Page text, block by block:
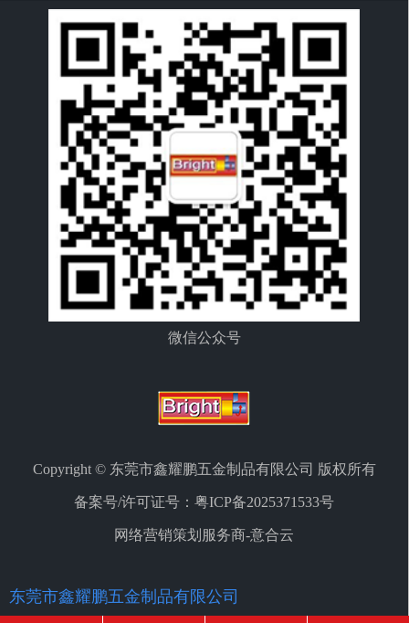
微信公众号
Copyright © 东莞市鑫耀鹏五金制品有限公司 版权所有
备案号/许可证号： 粤ICP备2025371533号
网络营销策划服务商-意合云
东莞市鑫耀鹏五金制品有限公司